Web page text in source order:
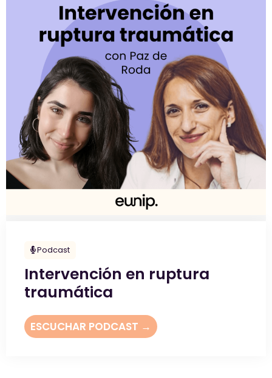
Podcast
Intervención en ruptura
traumática
ESCUCHAR PODCAST →